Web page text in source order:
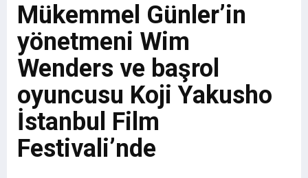
Mükemmel Günler’in
yönetmeni Wim
Wenders ve başrol
oyuncusu Koji Yakusho
İstanbul Film
Festivali’nde